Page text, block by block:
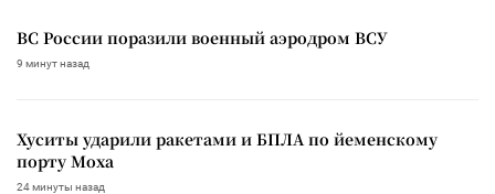
ВС России поразили военный аэродром ВСУ
9 минут назад
Хуситы ударили ракетами и БПЛА по йеменскому
порту Моха
24 минуты назад